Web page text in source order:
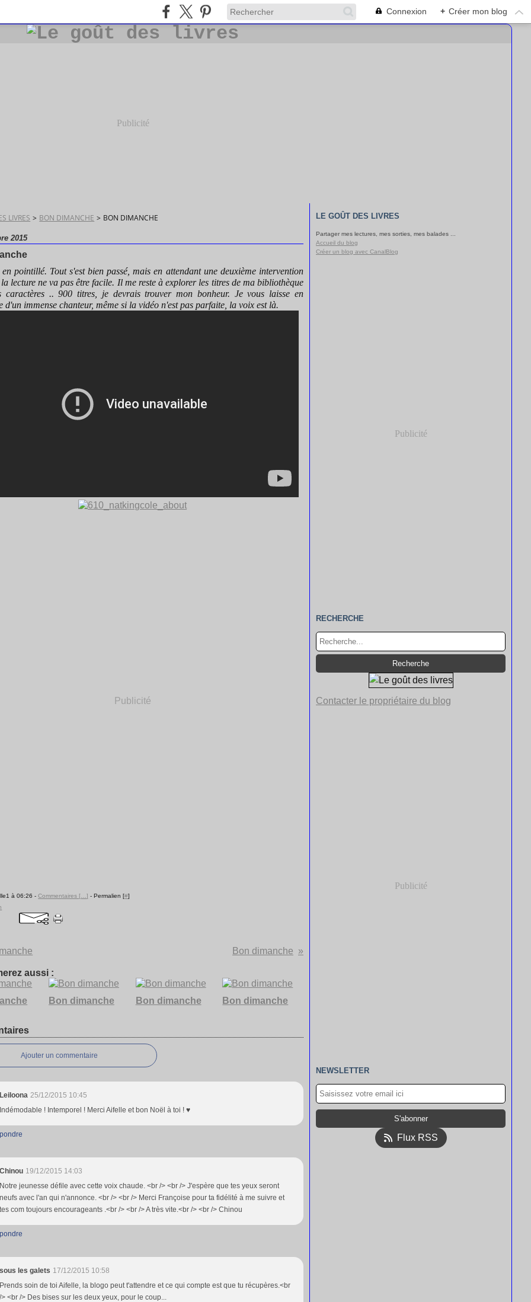
Connexion + Créer mon blog
Publicité
LIVRES > BON DIMANCHE > BON DIMANCHE
2015
en pointillé. Tout s'est bien passé, mais en attendant une deuxième intervention
lecture ne va pas être facile. Il me reste à explorer les titres de ma bibliothèque
caractères .. 900 titres, je devrais trouver mon bonheur. Je vous laisse en
d'un immense chanteur, même si la vidéo n'est pas parfaite, la voix est là.
Publicité
à 06:26 -Commentaires [ …] - Permalien [#]
Bon dimanche
aussi :
Bon dimanche Bon dimanche Bon dimanche
Ajouter un commentaire
Leiloona 25/12/2015 10:45
Indémodable ! Intemporel ! Merci Aifelle et bon Noël à toi ! ♥
Chinou 19/12/2015 14:03
Notre jeunesse défile avec cette voix chaude. <br /> <br /> J'espère que tes yeux seront
neufs avec l'an qui n'annonce. <br /> <br /> Merci Françoise pour ta fidélité à me suivre et
tes com toujours encourageants .<br /> <br /> A très vite.<br /> <br /> Chinou
sous les galets 17/12/2015 10:58
Prends soin de toi Aifelle, la blogo peut t'attendre et ce qui compte est que tu récupères.<br
/> <br /> Des bises sur les deux yeux, pour le coup...
LE GOÛT DES LIVRES
Partager mes lectures, mes sorties, mes balades ...
Accueil du blog
Créer un blog avec CanalBlog
Publicité
RECHERCHE
Contacter le propriétaire du blog
Publicité
NEWSLETTER
Flux RSS